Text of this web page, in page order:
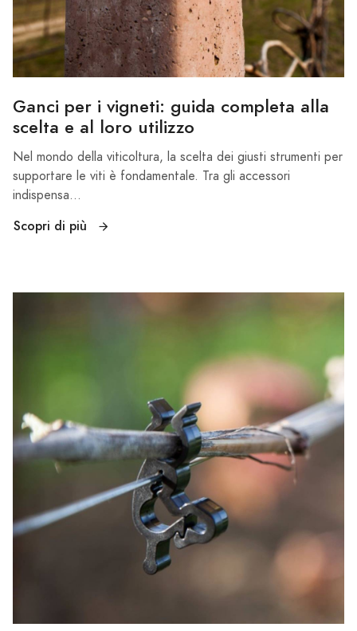
Ganci per i vigneti: guida completa alla
scelta e al loro utilizzo
Nel mondo della viticoltura, la scelta dei giusti strumenti per
supportare le viti è fondamentale. Tra gli accessori
indispensa...
Scopri di più